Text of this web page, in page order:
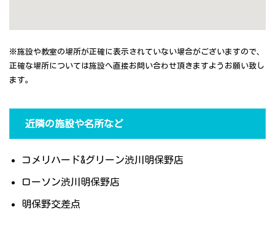
※施設や教室の場所が正確に表示されていない場合がございますので、
正確な場所については施設へ直接お問い合わせ頂きますようお願い致し
ます。
近隣の施設や名所など
コメリハード&グリーン渋川明保野店
ローソン渋川明保野店
明保野交差点